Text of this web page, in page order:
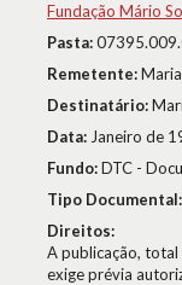
Fundação Mário
Pasta:
Remetente:
Destinatário:
Data: Janeiro de
Fundo:DTC -
Tipo Documental:
Direitos:
A publicação,
exige prévia